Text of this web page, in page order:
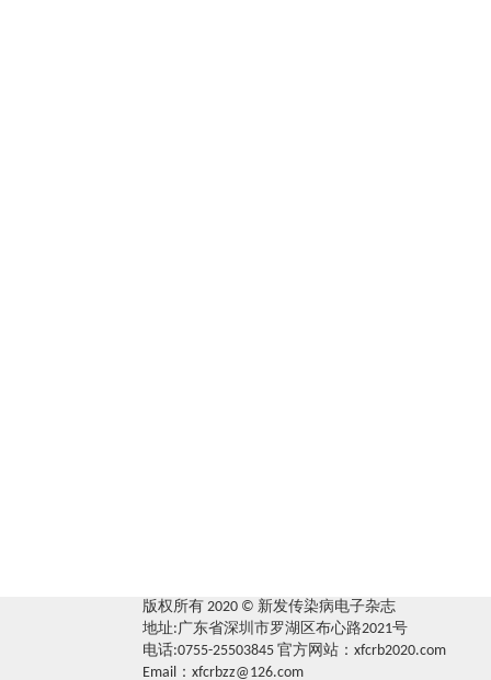
版权所有 2020 © 新发传染病电子杂志
地址:广东省深圳市罗湖区布心路2021号
电话:0755-25503845 官方网站：xfcrb2020.com
Email：xfcrbzz@126.com